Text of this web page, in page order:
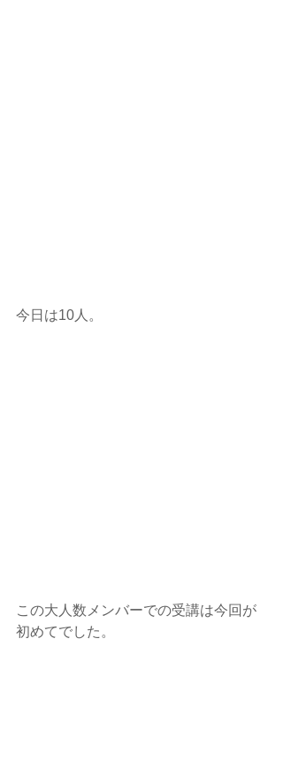
今日は10人。
この大人数メンバーでの受講は今回が
初めてでした。